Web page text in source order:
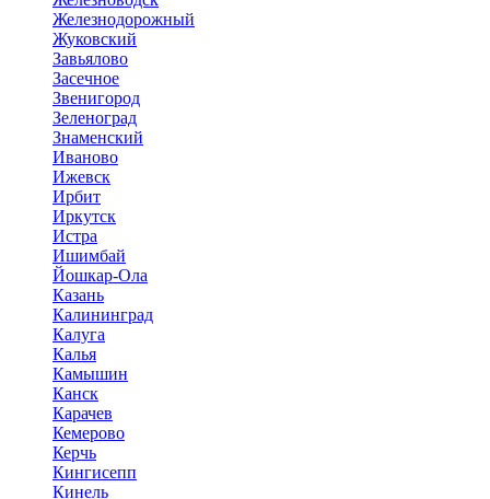
Железнодорожный
Жуковский
Завьялово
Засечное
Звенигород
Зеленоград
Знаменский
Иваново
Ижевск
Ирбит
Иркутск
Истра
Ишимбай
Йошкар-Ола
Казань
Калининград
Калуга
Калья
Камышин
Канск
Карачев
Кемерово
Керчь
Кингисепп
Кинель